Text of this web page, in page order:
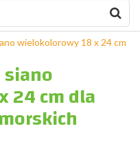
wielokolorowy 18 x 24 cm
24 cm dla